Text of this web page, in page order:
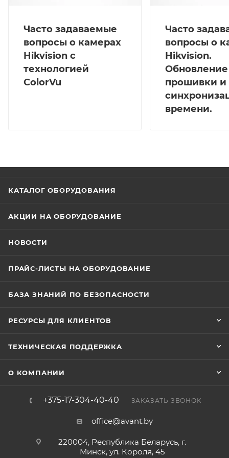
Часто задаваемые
вопросы о камерах
Hikvision с
технологией
ColorVu
Часто
вопросы о
Hikvision.
Обновление
прошивки и
времени.
КАТАЛОГ ОБОРУДОВАНИЯ
АКЦИИ НА ОБОРУДОВАНИЕ
НОВОСТИ
ПРАЙС-ЛИСТЫ НА ОБОРУДОВАНИЕ
БАЗА ЗНАНИЙ ПО БЕЗОПАСНОСТИ
РЕСУРСЫ ДЛЯ КЛИЕНТОВ
ТЕХНИЧЕСКАЯ ПОДДЕРЖКА
О КОМПАНИИ
+375-17-304-40-40 ЗАКАЗАТЬ ЗВОНОК
office@avant.by
220004, Республика Беларусь, г.
Минск, ул. Короля, 45